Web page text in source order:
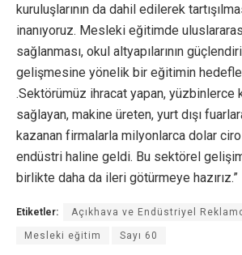
kuruluşlarının da dahil edilerek
inanıyoruz. Mesleki eğitimde
sağlanması, okul altyapılarının
gelişmesine yönelik bir eğitimin
.Sektörümüz ihracat yapan, yüzbinlerce
sağlayan, makine üreten, yurt dışı
kazanan firmalarla milyonlarca dolar
endüstri haline geldi. Bu sektörel
birlikte daha da ileri götürmeye hazırız.”
Etiketler: Açıkhava ve Endüstriyel
Mesleki eğitim Sayı 60